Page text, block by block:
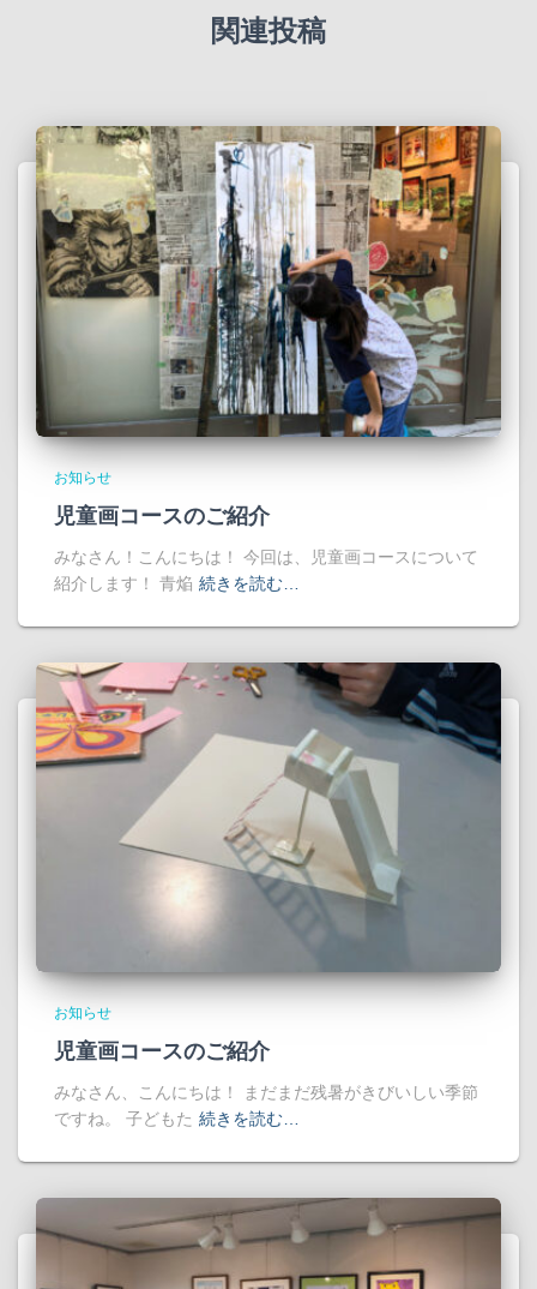
関連投稿
お知らせ
児童画コースのご紹介
みなさん！こんにちは！ 今回は、児童画コースについて
紹介します！ 青焔 続きを読む…
お知らせ
児童画コースのご紹介
みなさん、こんにちは！ まだまだ残暑がきびいしい季節
ですね。 子どもた 続きを読む…